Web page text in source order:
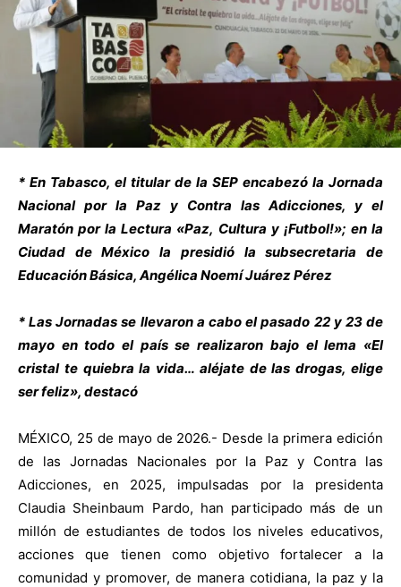
* En Tabasco, el titular de la SEP encabezó la Jornada
Nacional por la Paz y Contra las Adicciones, y el
Maratón por la Lectura «Paz, Cultura y ¡Futbol!»; en la
Ciudad de México la presidió la subsecretaria de
Educación Básica, Angélica Noemí Juárez Pérez
* Las Jornadas se llevaron a cabo el pasado 22 y 23 de
mayo en todo el país se realizaron bajo el lema «El
cristal te quiebra la vida… aléjate de las drogas, elige
ser feliz», destacó
MÉXICO, 25 de mayo de 2026.- Desde la primera edición
de las Jornadas Nacionales por la Paz y Contra las
Adicciones, en 2025, impulsadas por la presidenta
Claudia Sheinbaum Pardo, han participado más de un
millón de estudiantes de todos los niveles educativos,
acciones que tienen como objetivo fortalecer a la
comunidad y promover, de manera cotidiana, la paz y la